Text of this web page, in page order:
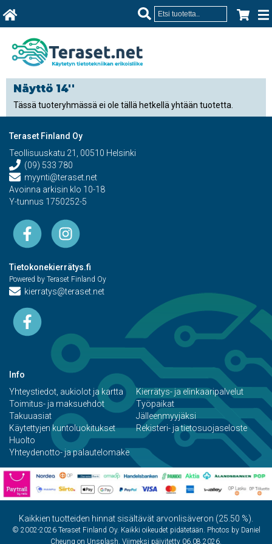
Näyttö 14''
Tässä tuoteryhmässä ei ole tällä hetkellä yhtään tuotetta.
Teraset Finland Oy
Teollisuuskatu 21, 00510 Helsinki
(09) 533 780
myynti@teraset.net
Avoinna arkisin klo 10-18
Y-tunnus 1750252-5
Tietokonekierrätys.fi
Powered by Teraset Finland Oy
kierratys@teraset.net
Info
Yhteystiedot, aukiolot ja kartta
Toimitus- ja maksuehdot
Takuuasiat
Käytettyjen kuntoluokitukset
Huolto
Yhteydenotto- ja palautelomake
Kierrätys- ja elinkaaripalvelut
Työpaikat
Jälleenmyyjäksi
Rekisteri- ja tietosuojaseloste
Kaikkien tuotteiden hinnat sisältävät arvonlisäveron (25.50 %).
© 2002-2026 Teraset Finland Oy. Kaikki oikeudet pidätetään. Photos by Daniel
Cheung on Unsplash. Viimeksi päivitetty 06.08.2026.